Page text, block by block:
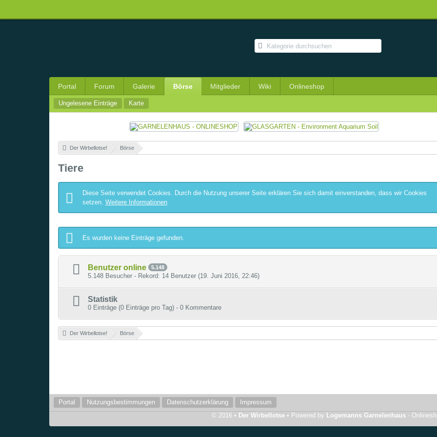
Portal Forum Galerie Börse Mitglieder Wiki Onlineshop
Ungelesene Einträge Karte
Der Wirbellotse! Börse»
Tiere
Diese Seite verwendet Cookies. Durch die Nutzung unserer Seite erklären Sie sich damit einverstanden, dass wir Cookies
setzen. Weitere Informationen
Es wurden keine Einträge gefunden.
Benutzer online 5.148
5.148 Besucher - Rekord: 14 Benutzer (19. Juni 2016, 22:46)
Statistik
0 Einträge (0 Einträge pro Tag) - 0 Kommentare
Der Wirbellotse! Börse»
Portal Nutzungsbestimmungen Datenschutzerklärung
Impressum
© 2016 • Der Wirbellotse • Powered by Logemanns Garnelenhaus -